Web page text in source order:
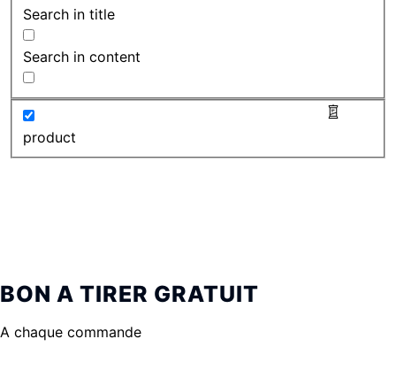
Search in title
Search in content
product
BON A TIRER GRATUIT
A chaque commande